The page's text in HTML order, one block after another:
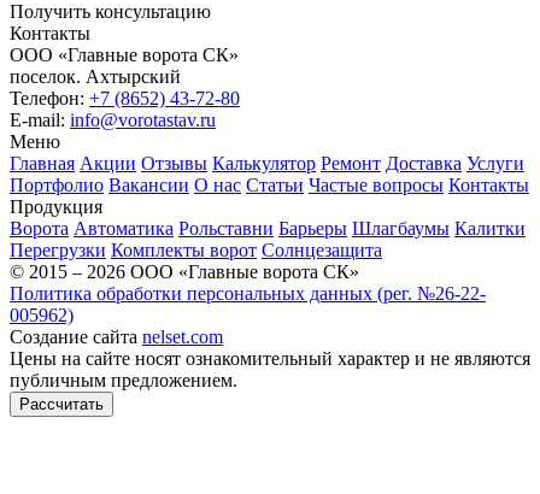
Получить консультацию
Контакты
ООО «Главные ворота СК»
поселок. Ахтырский
Телефон: +7 (8652) 43-72-80
E-mail: info@vorotastav.ru
Меню
Главная Акции Отзывы Калькулятор Ремонт Доставка Услуги
Портфолио Вакансии О нас Статьи Частые вопросы Контакты
Продукция
Ворота Автоматика Рольставни Барьеры Шлагбаумы Калитки
Перегрузки Комплекты ворот Солнцезащита
© 2015 – 2026 ООО «Главные ворота СК»
Политика обработки персональных данных (рег. №26-22-
005962)
Создание сайта nelset.com
Цены на сайте носят ознакомительный характер и не являются
публичным предложением.
Рассчитать